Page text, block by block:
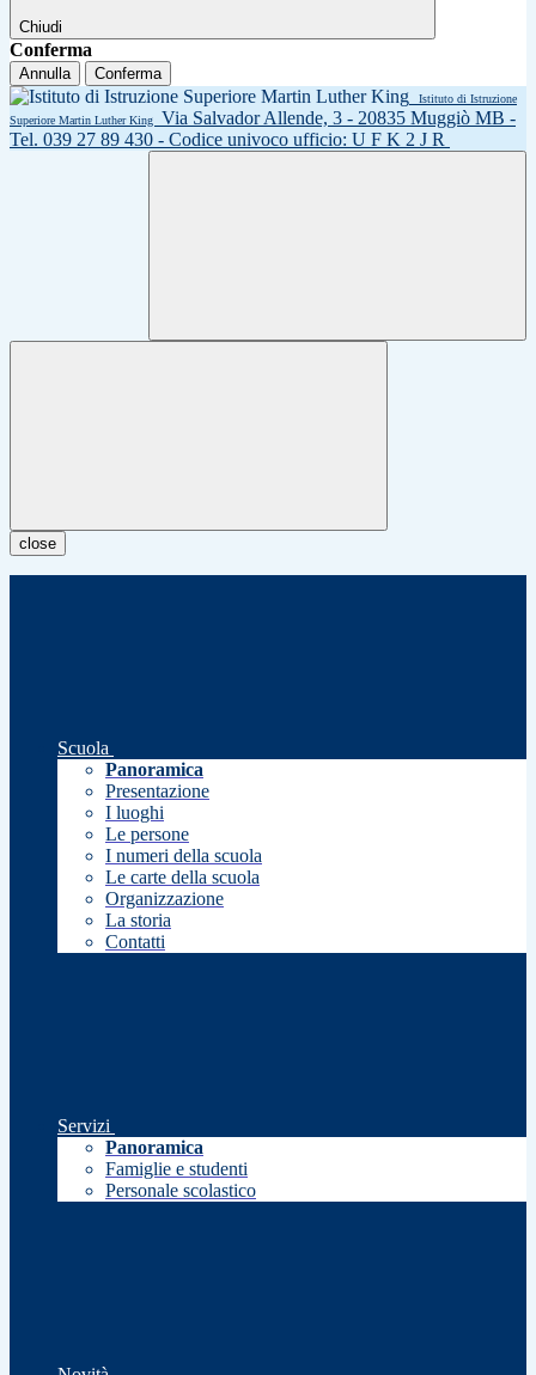
Chiudi
Conferma
Annulla Conferma
Istituto di Istruzione
Superiore Martin Luther King
Via Salvador Allende, 3 - 20835 Muggiò MB -
Tel. 039 27 89 430 - Codice univoco ufficio: U F K 2 J R
close
Scuola
Panoramica
Presentazione
I luoghi
Le persone
I numeri della scuola
Le carte della scuola
Organizzazione
La storia
Contatti
Servizi
Panoramica
Famiglie e studenti
Personale scolastico